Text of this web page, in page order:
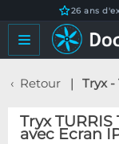
26 ans
Retour Tryx -
Tryx
avec Ecran